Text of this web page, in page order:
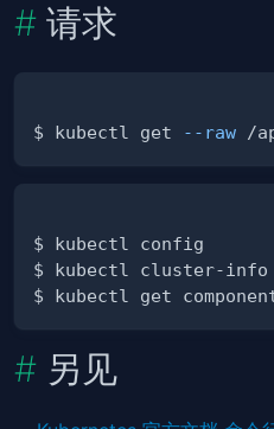
请求
$ kubectl get --raw
另见